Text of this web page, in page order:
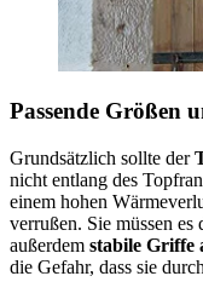
Passende Größen
Grundsätzlich sollte der
nicht entlang des
einem hohen
verrußen. Sie müssen
außerdem stabile Griffe
die Gefahr, dass sie